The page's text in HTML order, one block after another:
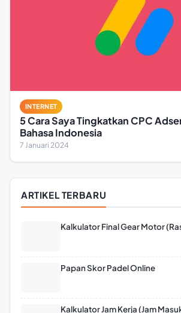
INTERNET
5 Cara Saya Tingkatkan CPC
Bahasa Indonesia
7 Januari 2024
ARTIKEL TERBARU
Kalkulator Final Gear Motor
Papan Skor Padel Online
Kalkulator Jam Kerja (Jam